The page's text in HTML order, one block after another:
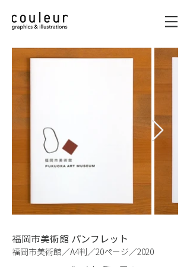
福岡市美術館 パンフレット
福岡市美術館／A4判／20ページ／2020